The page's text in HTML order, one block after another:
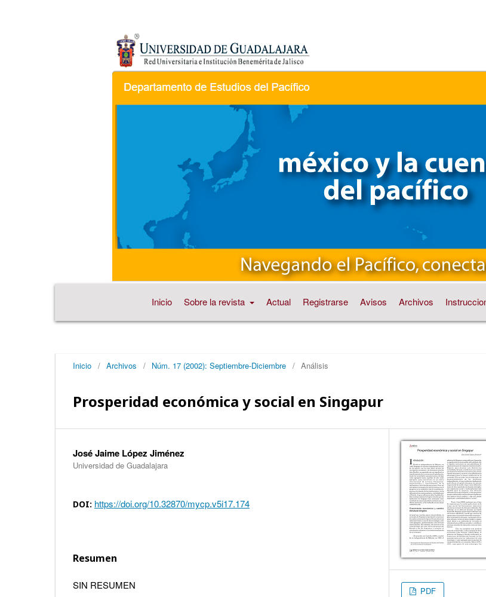
Inicio Sobre la revista Actual Registrarse Avisos Archivos
Inicio / Archivos / Núm. 17 (2002): Septiembre-Diciembre / Análisis
Prosperidad económica y social en Singapur
José Jaime López Jiménez
Universidad de Guadalajara
DOI: https://doi.org/10.32870/mycp.v5i17.174
Resumen
SIN RESUMEN PDF